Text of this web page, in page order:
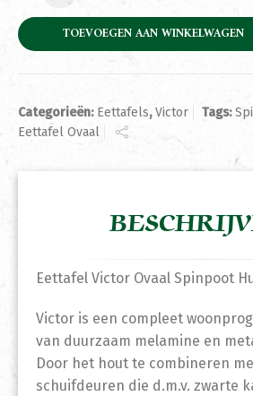
TOEVOEGEN AAN WINKELWAGEN
Categorieën: Eettafels,Victor Tags:
Eettafel Ovaal
Eettafel Victor Ovaal Spinpoot
Victor is een compleet
van duurzaam melamine en
Door het hout te combineren
schuifdeuren die d.m.v. zwarte